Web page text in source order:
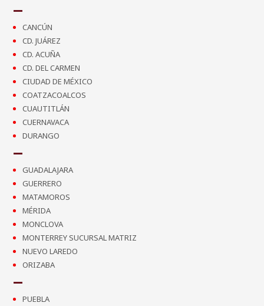
CANCÚN
CD. JUÁREZ
CD. ACUÑA
CD. DEL CARMEN
CIUDAD DE MÉXICO
COATZACOALCOS
CUAUTITLÁN
CUERNAVACA
DURANGO
GUADALAJARA
GUERRERO
MATAMOROS
MÉRIDA
MONCLOVA
MONTERREY SUCURSAL MATRIZ
NUEVO LAREDO
ORIZABA
PUEBLA